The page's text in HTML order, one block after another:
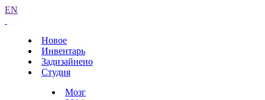
EN
Новое
Инвентарь
Задизайнено
Студия
Мозг